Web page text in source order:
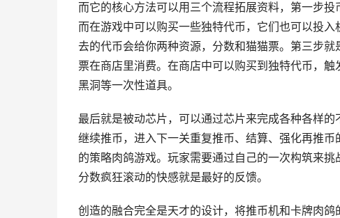
而它的核心方法可以用三个流程拓展资料，第一步
而在游戏中可以购买一些独特代币，它们也可以投
去的代币会给你两种资源，分数和猫猫票。第三步
票在商店里消费。在商店中可以购买到独特代币，
黑洞等一次性道具。
最后就是被动芯片，可以通过芯片来完成各种各样
继续推币，进入下一关重复推币、结算、强化再推
的策略肉鸽游戏。玩家需要通过自己的一次构筑来
分数疯狂滚动的快感就是最好的反馈。
创造的融合完全是天才的设计，将推币机和卡牌肉